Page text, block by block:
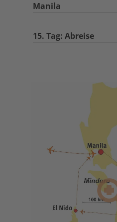
Manila
15. Tag: Abreise